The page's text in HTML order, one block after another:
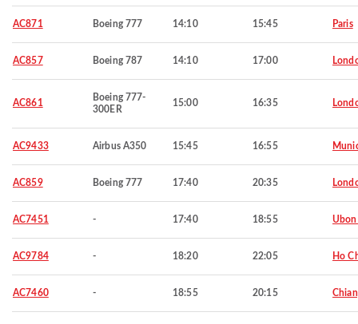
AC871 Boeing 777 14:10 15:45 Paris
AC857 Boeing 787 14:10 17:00
AC861
Boeing 777-
300ER
15:00 16:35
AC9433 Airbus A350 15:45 16:55
AC859 Boeing 777 17:40 20:35
AC7451 - 17:40 18:55 Ubon
AC9784 - 18:20 22:05 Ho
AC7460 - 18:55 20:15